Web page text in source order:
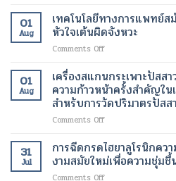
ตาม
ปกติ
อีก
เทคโนโลยี
ทางการ
แพทย์
สมัย
วงการ
เพื่อ
การ
ร้าย
แรง
ล
ลา
งาม
สมัย
ใหม่
ผิว
อย่าง
เป็น
ช่วย
ลด
น้ำ
หนัก
ใหม่
เทคโนโลยี
ของ
การ
หนัก
สมัย
01
Aug
เทคโนโลยีทางการแพทย์ส
หัวใจเต้นผิดจังหวะ
Comments Offon
ทางการ
แพทย์
สมัย
ใหม่
สำหรับ
รักษา
ภาวะ
หัวใจ
01
Aug
เครื่องสแกนกระเพาะปัสส
ความก้าวหน้าครั้งสำคัญใ
สำหรับการวัดปริมาตรปัสส
Comments Offon
สแกน
กระเพาะ
ปัสสาวะ
31
Jul
การฉีดกรดไฮยาลูโรนิกคว
งามสมัยใหม่เพื่อความชุ่มชื้
Comments Offon